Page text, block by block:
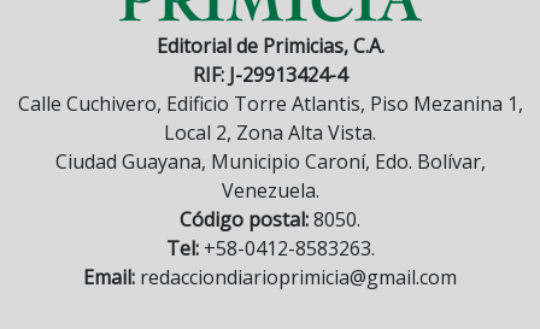
Editorial de Primicias, C.A.
RIF: J-29913424-4
Calle Cuchivero, Edificio Torre Atlantis, Piso Mezanina 1,
Local 2, Zona Alta Vista.
Ciudad Guayana, Municipio Caroní, Edo. Bolívar,
Venezuela.
Código postal:8050.
Tel:+58-0412-8583263.
Email: redacciondiarioprimicia@gmail.com